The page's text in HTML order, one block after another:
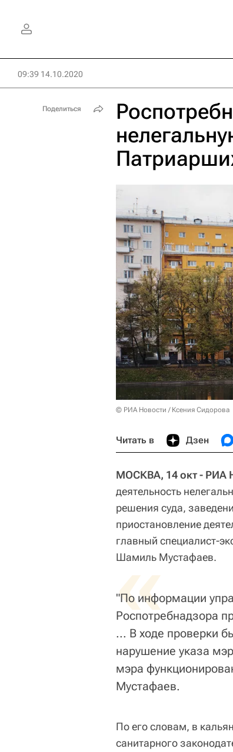
09:39 14.10.2020
© РИА Новости / Ксения Сидорова
Читать в Дзен
МОСКВА, 14 окт - РИА
деятельность
решения суда,
приостановление
главный специалист-
Шамиль Мустафаев.
«
"По информации
Роспотребнадзора
... В ходе проверки
нарушение указа
мэра
Мустафаев.
По его словам, в
санитарного
Поделиться